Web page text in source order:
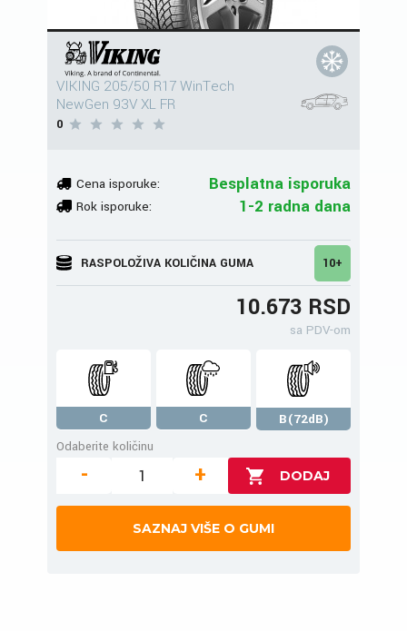
VIKING 205/50 R17 WinTech
NewGen 93V XL FR
0
Cena isporuke: Besplatna isporuka
Rok isporuke: 1-2 radna dana
RASPOLOŽIVA KOLIČINA GUMA 10+
10.673 RSD
sa PDV-om
C C
B(72dB)
Odaberite količinu
- +
SAZNAJ VIŠE O GUMI